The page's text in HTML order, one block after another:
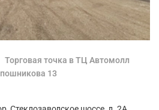
Торговая точка в ТЦ Автомолл
13